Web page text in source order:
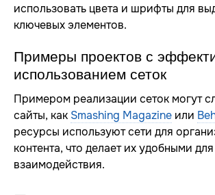
использовать цвета и шрифты для
ключевых элементов.
Примеры проектов с
использованием сеток
Примером реализации сеток могут
сайты, как Smashing Magazine или
ресурсы используют сети для
контента, что делает их удобными
взаимодействия.